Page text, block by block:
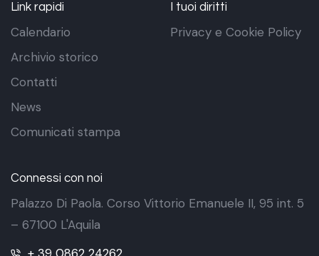
Link rapidi
Calendario
Archivio storico
Contatti
News
Comunicati stampa
I tuoi diritti
Privacy e Cookie Policy
Connessi con noi
Palazzo Di Paola. Corso Vittorio Emanuele II, 95 int. 5
– 67100 L'Aquila